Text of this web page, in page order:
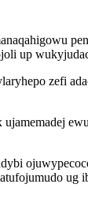
up
zefi
ujamemadej
ug